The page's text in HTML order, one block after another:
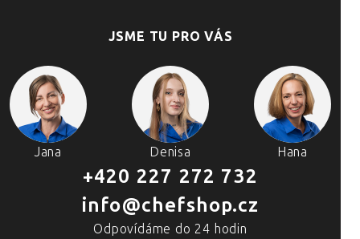
JSME TU PRO VÁS
Jana Denisa Hana
+420 227 272 732
info@chefshop.cz
Odpovídáme do 24 hodin